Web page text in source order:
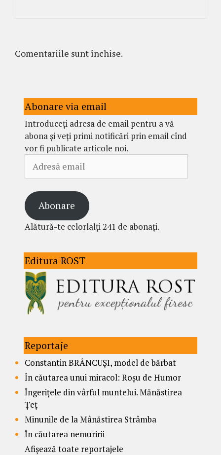
Comentariile sunt închise.
Abonare via email
Introduceți adresa de email pentru a vă
abona și veți primi notificări prin email cînd
vor fi publicate articole noi.
email
Abonare
Alătură-te celorlalți 241 de abonați.
Editura ROST
Reportaje
Constantin BRÂNCUȘI, model de bărbat
În căutarea unui miracol: Roșu de Humor
Îngerițele din vârful muntelui. Mănăstirea
Țeț
Minunile de la Mânăstirea Strâmba
În căutarea nemuririi
Afișează toate reportajele